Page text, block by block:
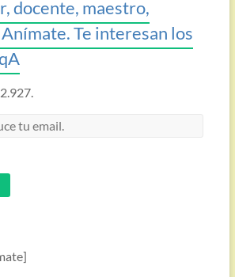
docente, maestro,
Te interesan los